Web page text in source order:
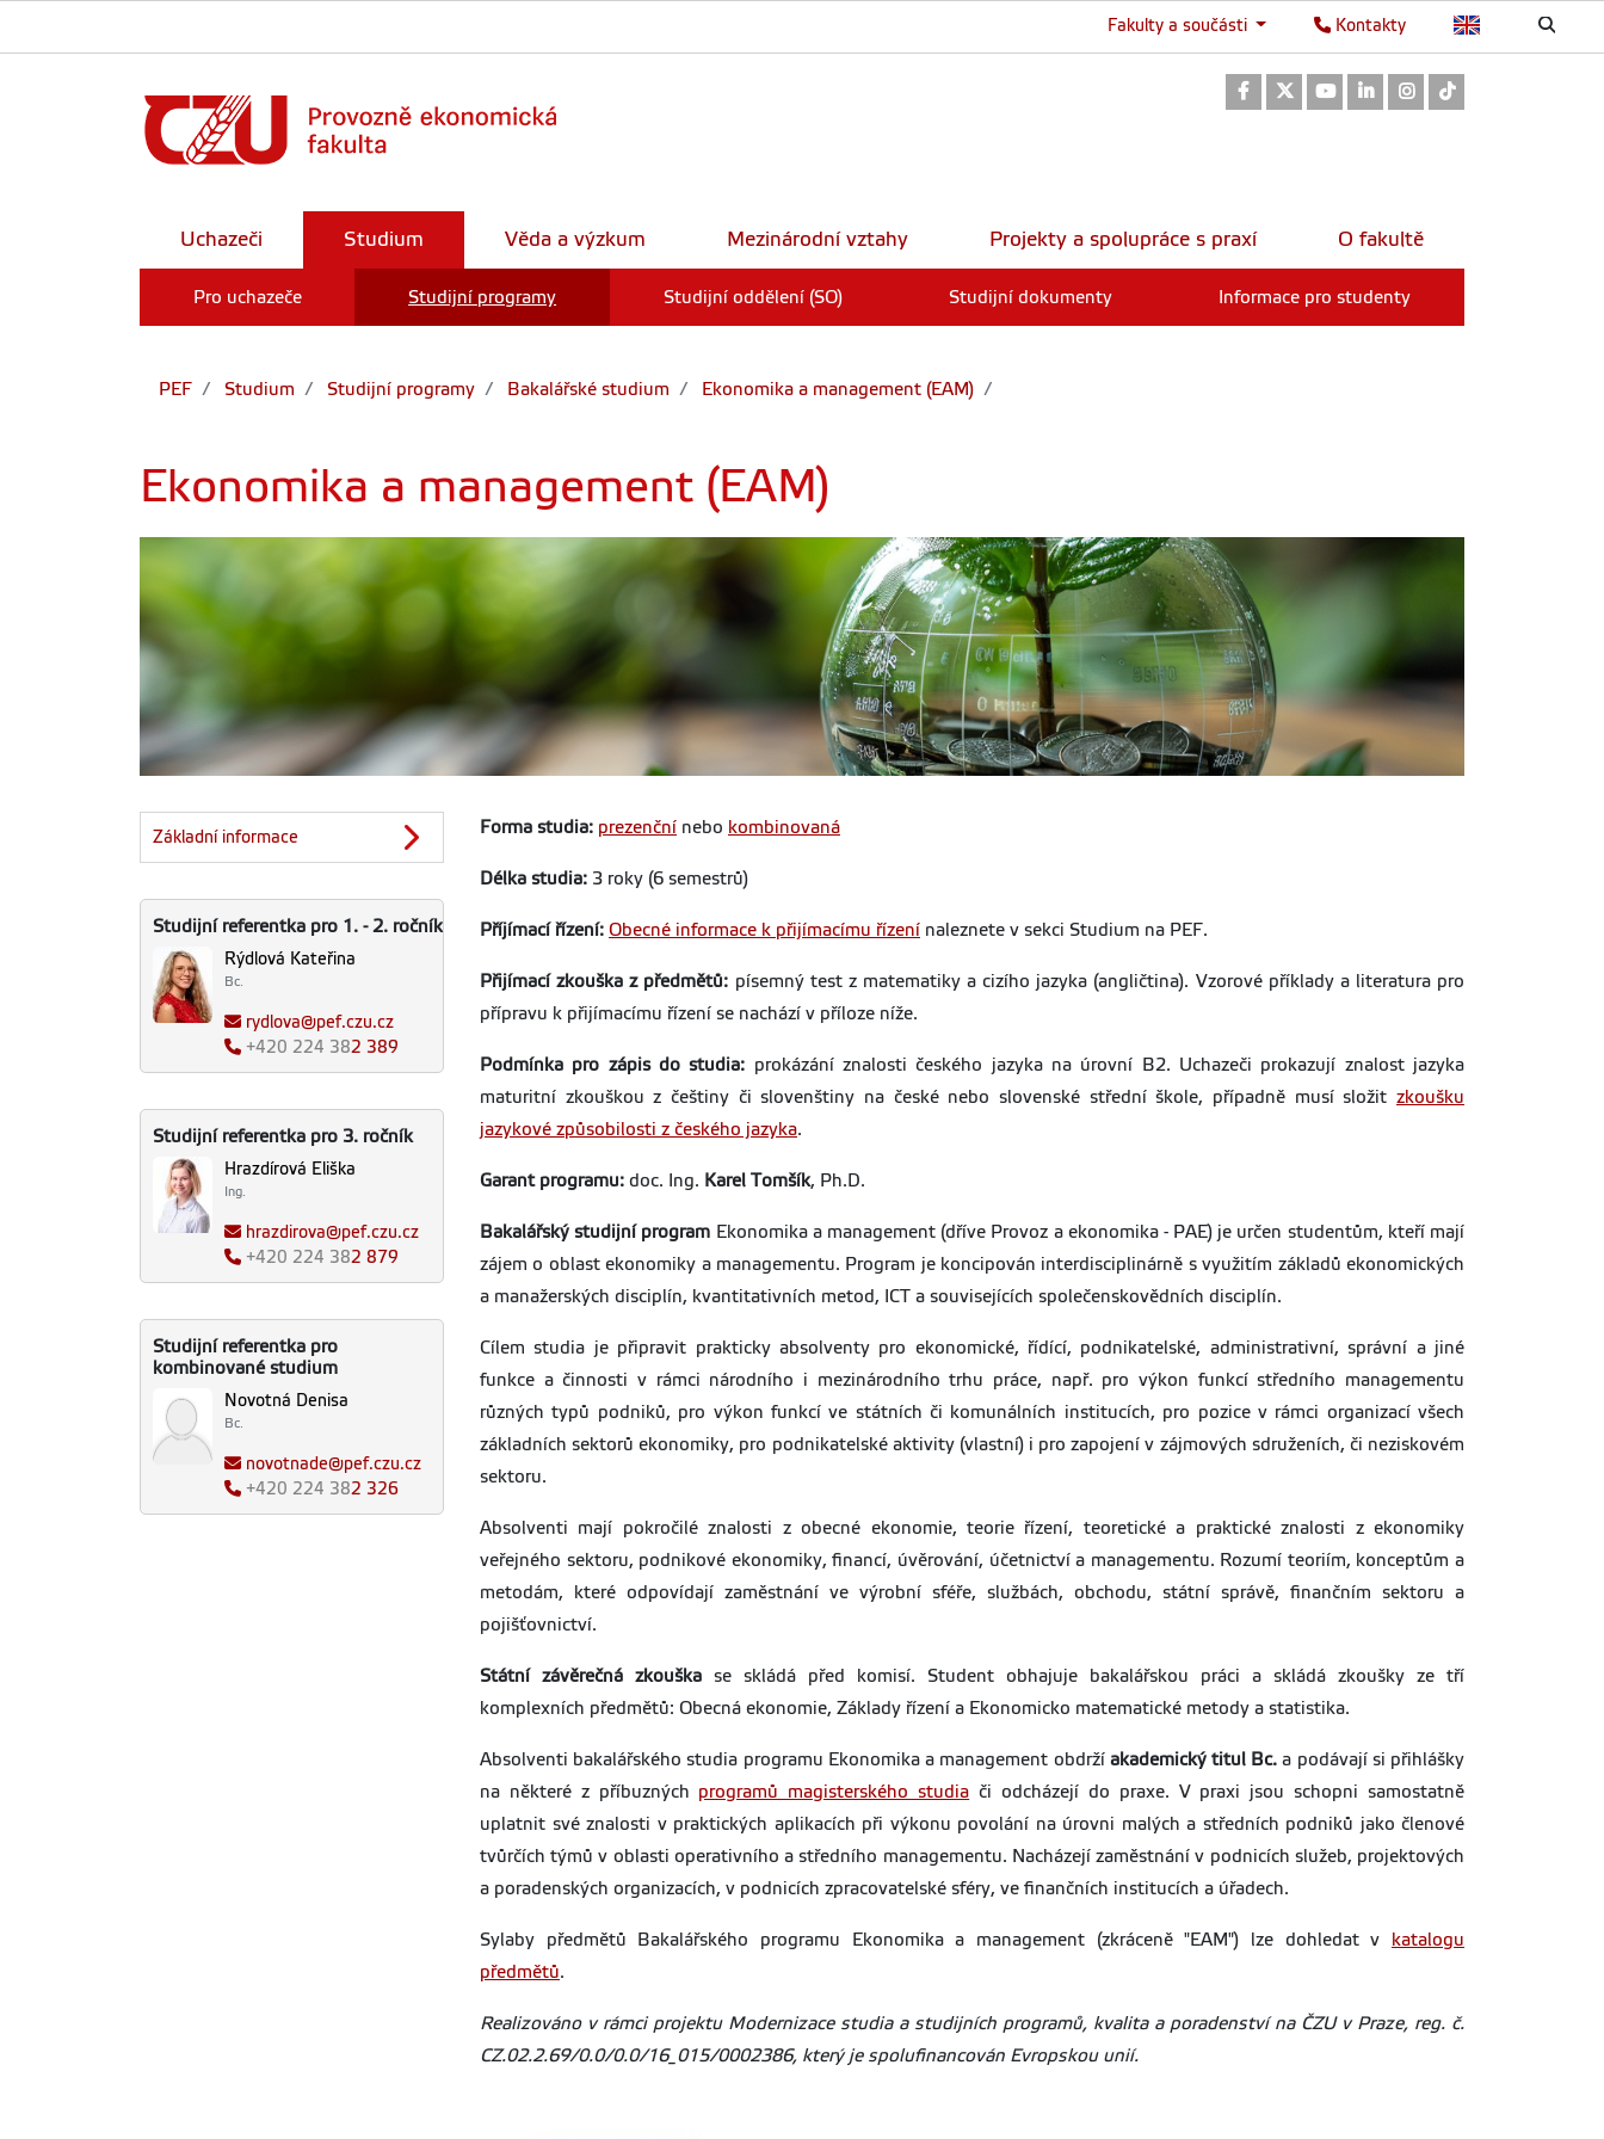
Kontakty
Fakulty a součásti
Odkaz na Facebook
Odkaz na Twitter
Odkaz na Youtube
Odkaz na LinkedIn
Odkaz na Instagram
Uchazeči Studium
Pro uchazeče Studijní programy Studijní oddělení (SO) Studijní dokumenty Informace pro studenty
Věda a výzkum Mezinárodní vztahy Projekty a spolupráce s praxí O fakultě
PEF Studium Studijní programy Bakalářské studium Ekonomika a management (EAM)
Ekonomika a management (EAM)
Základní informace
Studijní referentka pro 1. - 2. ročník
Rýdlová Kateřina
Bc.
rydlova@pef.czu.cz
+420 224 382 389
Studijní referentka pro 3. ročník
Hrazdírová Eliška
Ing.
hrazdirova@pef.czu.cz
+420 224 382 879
Studijní referentka pro
kombinované studium
Novotná Denisa
Bc.
novotnade@pef.czu.cz
+420 224 382 326
Forma studia: prezenční nebo kombinovaná
Délka studia: 3 roky (6 semestrů)
Příjímací řízení: Obecné informace k přijímacímu řízení naleznete v sekci Studium na PEF.
Přijímací zkouška z předmětů: písemný test z matematiky a cizího jazyka (angličtina). Vzorové příklady a literatura pro
přípravu k přijímacímu řízení se nachází v příloze níže.
Podmínka pro zápis do studia: prokázání znalosti českého jazyka na úrovní B2. Uchazeči prokazují znalost jazyka
maturitní zkouškou z češtiny či slovenštiny na české nebo slovenské střední škole, případně musí složit zkoušku
jazykové způsobilosti z českého jazyka.
Garant programu: doc. Ing. Karel Tomšík, Ph.D.
Bakalářský studijní program Ekonomika a management (dříve Provoz a ekonomika - PAE) je určen studentům, kteří mají
zájem o oblast ekonomiky a managementu. Program je koncipován interdisciplinárně s využitím základů ekonomických
a manažerských disciplín, kvantitativních metod, ICT a souvisejících společenskovědních disciplín.
Cílem studia je připravit prakticky absolventy pro ekonomické, řídící, podnikatelské, administrativní, správní a jiné
funkce a činnosti v rámci národního i mezinárodního trhu práce, např. pro výkon funkcí středního managementu
různých typů podniků, pro výkon funkcí ve státních či komunálních institucích, pro pozice v rámci organizací všech
základních sektorů ekonomiky, pro podnikatelské aktivity (vlastní) i pro zapojení v zájmových sdruženích, či neziskovém
sektoru.
Absolventi mají pokročilé znalosti z obecné ekonomie, teorie řízení, teoretické a praktické znalosti z ekonomiky
veřejného sektoru, podnikové ekonomiky, financí, úvěrování, účetnictví a managementu. Rozumí teoriím, konceptům a
metodám, které odpovídají zaměstnání ve výrobní sféře, službách, obchodu, státní správě, finančním sektoru a
pojišťovnictví.
Státní závěrečná zkouška se skládá před komisí. Student obhajuje bakalářskou práci a skládá zkoušky ze tří
komplexních předmětů: Obecná ekonomie, Základy řízení a Ekonomicko matematické metody a statistika.
Absolventi bakalářského studia programu Ekonomika a management obdrží akademický titul Bc.a podávají si přihlášky
na některé z příbuzných programů magisterského studia či odcházejí do praxe. V praxi jsou schopni samostatně
uplatnit své znalosti v praktických aplikacích při výkonu povolání na úrovni malých a středních podniků jako členové
tvůrčích týmů v oblasti operativního a středního managementu. Nacházejí zaměstnání v podnicích služeb, projektových
a poradenských organizacích, v podnicích zpracovatelské sféry, ve finančních institucích a úřadech.
Sylaby předmětů Bakalářského programu Ekonomika a management (zkráceně "EAM") lze dohledat v
katalogu
předmětů.
Realizováno v rámci projektu Modernizace studia a studijních programů, kvalita a poradenství na ČZU v Praze, reg. č.
CZ.02.2.69/0.0/0.0/16_015/0002386, který je spolufinancován Evropskou unií.